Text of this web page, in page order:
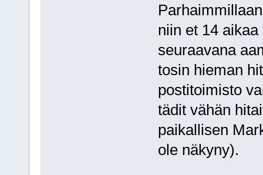
niin et 14
seuraavana
tosin hieman
postitoimisto
tädit vähän
paikallisen
ole näkyny).